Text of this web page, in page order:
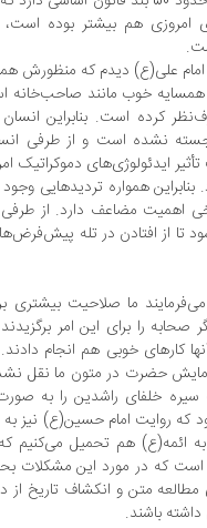
امروزی هم بیشتر بوده است،
علی(ع) دیدم که منظورش
خوب مانند صاحب‌خانه
کرده است. بنابراین
نشده است و از طرفی
ایدئولوژی‌های دموکراتیک
همواره تردیدهایی وجود
اهمیت مضاعف دارد. از طرفی
تا از افتادن در تله
ما صلاحیت بیشتری
را برای این امر برگزیدند
کارهای خوبی هم انجام دادند.
حضرت در متون ما نقل
خلفای راشدین را به
روایت امام حسین(ع) نیز به
ائمه(ع) هم تحمیل می‌کنیم که
است که در مورد این
متن و انکشاف تاریخ از
باشند.